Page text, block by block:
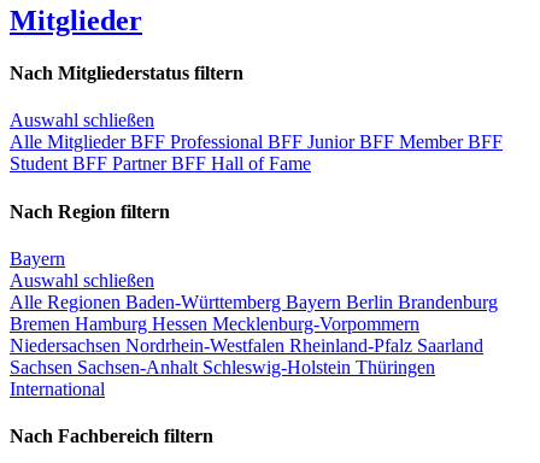
Mitglieder
Nach Mitgliederstatus filtern
Auswahl schließen
Alle MitgliederBFF Professional BFF JuniorBFF MemberBFF
Student BFF PartnerBFF Hall of Fame
Nach Region filtern
Bayern
Auswahl schließen
Alle Regionen Baden-Württemberg Bayern Berlin Brandenburg
Bremen Hamburg Hessen Mecklenburg-Vorpommern
Niedersachsen Nordrhein-Westfalen Rheinland-Pfalz Saarland
Sachsen Sachsen-Anhalt Schleswig-Holstein Thüringen
International
Nach Fachbereich filtern